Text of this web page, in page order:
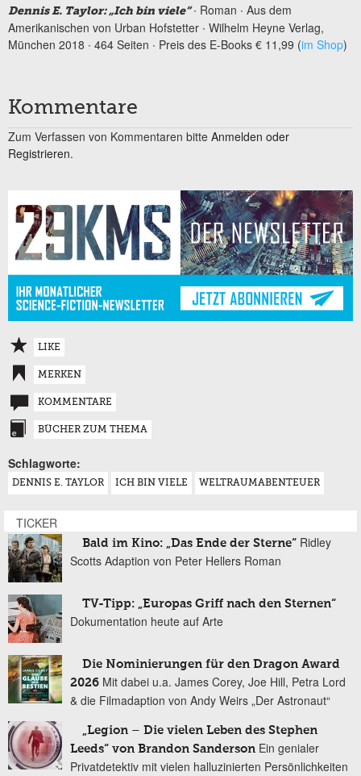
Dennis E. Taylor: „Ich bin viele“∙ Roman ∙ Aus dem
Amerikanischen von Urban Hofstetter ∙ Wilhelm Heyne Verlag,
München 2018 ∙ 464 Seiten ∙ Preis des E-Books € 11,99 (im Shop)
Kommentare
Zum Verfassen von Kommentaren bitte Anmelden oder
Registrieren.
LIKE
MERKEN
KOMMENTARE
BÜCHER ZUM THEMA
Schlagworte:
DENNIS E. TAYLOR ICH BIN VIELE WELTRAUMABENTEUER
TICKER
Bald im Kino: „Das Ende der Sterne“ Ridley
Scotts Adaption von Peter Hellers Roman
TV-Tipp: „Europas Griff nach den Sternen“
Dokumentation heute auf Arte
Die Nominierungen für den Dragon Award
2026 Mit dabei u.a. James Corey, Joe Hill, Petra Lord
& die Filmadaption von Andy Weirs „Der Astronaut“
„Legion – Die vielen Leben des Stephen
Leeds“ von Brandon Sanderson Ein genialer
Privatdetektiv mit vielen halluzinierten Persönlichkeiten